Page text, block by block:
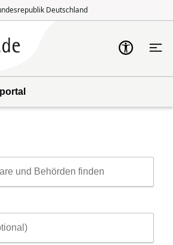
Deutschland